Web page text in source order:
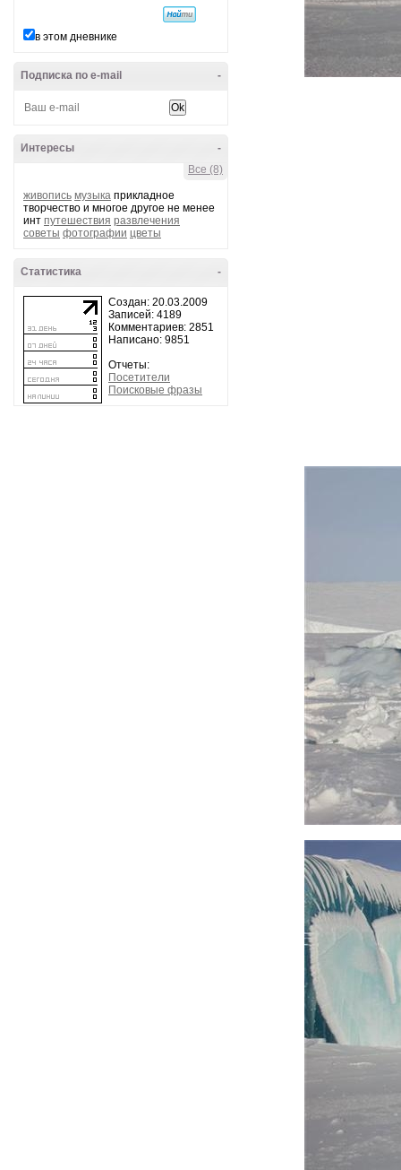
в этом дневнике
-
Подписка по e-mail
-
Интересы
Все (8)
живопись музыка прикладное
творчество и многое другое не менее
инт путешествия развлечения
советы фотографии цветы
-
Статистика
Создан: 20.03.2009
Записей: 4189
Комментариев: 2851
Написано: 9851
Отчеты:
Посетители
Поисковые фразы